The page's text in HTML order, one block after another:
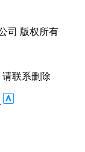
司 版权所有
联系删除